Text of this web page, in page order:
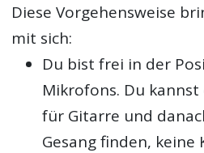
Diese Vorgehensweise
mit sich:
Du bist frei in der
Mikrofons. Du
für Gitarre und
Gesang finden, keine